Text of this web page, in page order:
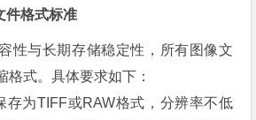
件格式标准
性与长期存储稳定性，所有图像文
格式。具体要求如下：
存为TIFF或RAW格式，分辨率不低